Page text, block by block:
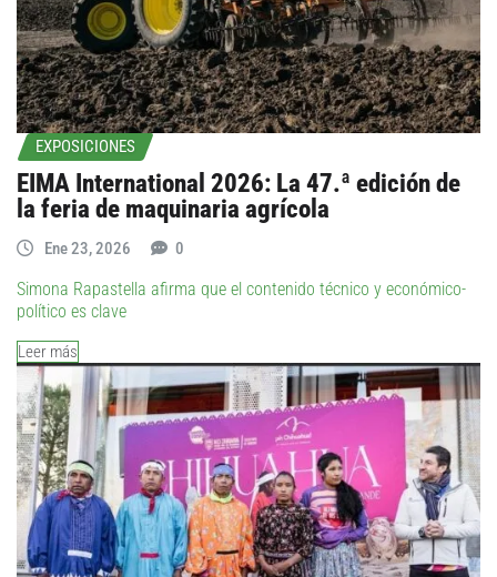
EXPOSICIONES
EIMA International 2026: La 47.ª edición de
la feria de maquinaria agrícola
Ene 23, 2026 0
Simona Rapastella afirma que el contenido técnico y económico-
político es clave
Leer más